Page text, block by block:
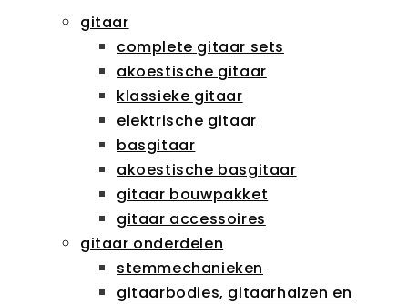
gitaar
complete gitaar sets
akoestische gitaar
klassieke gitaar
elektrische gitaar
basgitaar
akoestische basgitaar
gitaar bouwpakket
gitaar accessoires
gitaar onderdelen
stemmechanieken
gitaarbodies, gitaarhalzen en